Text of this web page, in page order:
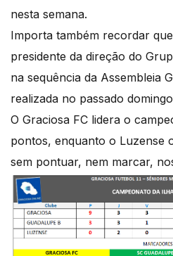
nesta semana.
Importa também recordar
presidente da direção do
na sequência da Assembleia
realizada no passado
O Graciosa FC lidera o
pontos, enquanto o Luzense
sem pontuar, nem marcar,